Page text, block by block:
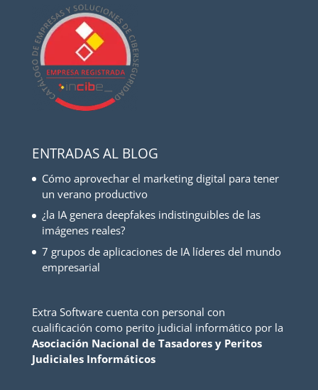
ENTRADAS AL BLOG
Cómo aprovechar el marketing digital para tener
un verano productivo
¿la IA genera deepfakes indistinguibles de las
imágenes reales?
7 grupos de aplicaciones de IA líderes del mundo
empresarial
Extra Software cuenta con personal con
cualificación como perito judicial informático por la
Asociación Nacional de Tasadores y Peritos
Judiciales Informáticos